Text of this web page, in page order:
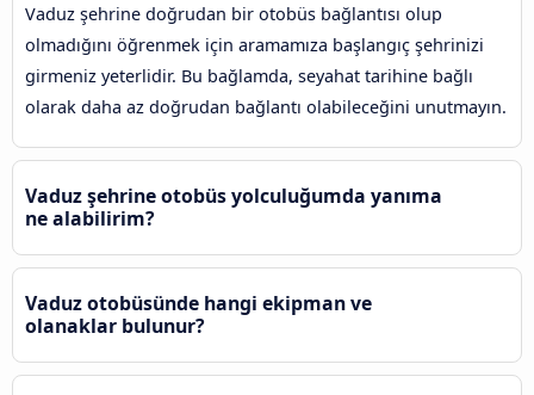
Vaduz şehrine doğrudan bir otobüs bağlantısı olup
olmadığını öğrenmek için aramamıza başlangıç şehrinizi
girmeniz yeterlidir. Bu bağlamda, seyahat tarihine bağlı
olarak daha az doğrudan bağlantı olabileceğini unutmayın.
Vaduz şehrine otobüs yolculuğumda yanıma
ne alabilirim?
Vaduz otobüsünde hangi ekipman ve
olanaklar bulunur?